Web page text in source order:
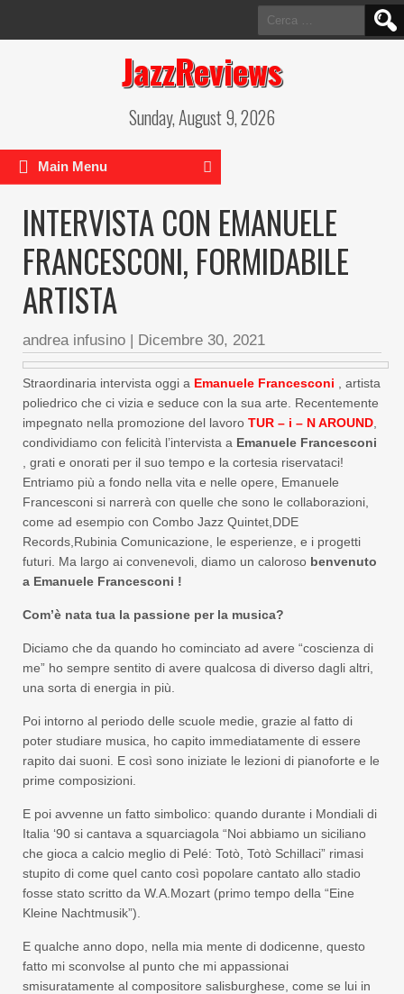
Ricerca
per:
JazzReviews
Sunday, August 9, 2026
Main Menu
INTERVISTA CON EMANUELE
FRANCESCONI, FORMIDABILE
ARTISTA
andrea infusino | Dicembre 30, 2021
Straordinaria intervista oggi a Emanuele Francesconi
, artista
poliedrico che ci vizia e seduce con la sua arte. Recentemente
impegnato nella promozione del lavoro TUR – i – N AROUND
condividiamo con felicità l’intervista a Emanuele Francesconi
, grati e onorati per il suo tempo e la cortesia riservataci!
Entriamo più a fondo nella vita e nelle opere, Emanuele
Francesconi si narrerà con quelle che sono le collaborazioni,
come ad esempio con Combo Jazz Quintet,DDE
Records,Rubinia Comunicazione, le esperienze, e i progetti
futuri. Ma largo ai convenevoli, diamo un caloroso benvenuto
a Emanuele Francesconi !
Com’è nata tua la passione per la musica?
Diciamo che da quando ho cominciato ad avere “coscienza di
me” ho sempre sentito di avere qualcosa di diverso dagli altri,
una sorta di energia in più.
Poi intorno al periodo delle scuole medie, grazie al fatto di
poter studiare musica, ho capito immediatamente di essere
rapito dai suoni. E così sono iniziate le lezioni di pianoforte e le
prime composizioni.
E poi avvenne un fatto simbolico: quando durante i Mondiali di
Italia ‘90 si cantava a squarciagola “Noi abbiamo un siciliano
che gioca a calcio meglio di Pelé: Totò, Totò Schillaci” rimasi
stupito di come quel canto così popolare cantato allo stadio
fosse stato scritto da W.A.Mozart (primo tempo della “Eine
Kleine Nachtmusik”).
E qualche anno dopo, nella mia mente di dodicenne, questo
fatto mi sconvolse al punto che mi appassionai
smisuratamente al compositore salisburghese, come se lui in